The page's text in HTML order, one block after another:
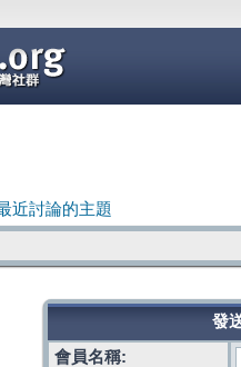
近討論的主題
發
會員名稱: